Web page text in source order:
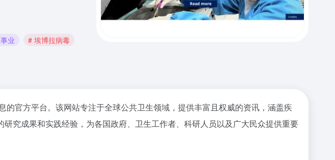
业
# 埃博拉病毒
官方平台。该网站专注于全球公共卫生领域，提供丰富且权威的资讯，涵盖疾
究成果和实践经验，为各国政府、卫生工作者、科研人员以及广大民众提供重要